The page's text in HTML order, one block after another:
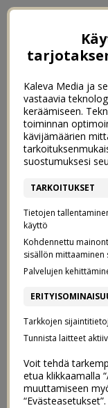
Kaleva Media ja
vastaavia
keräämiseen.
toiminnan
kävijämäärien
suostumuksesi
TARKOITUKSET
Tietojen
käyttö
Kohdennettu
sisällön mittaaminen
Palvelujen
Tarkkojen
Tunnista laitteet
Voit tehdä
etua klikkaamalla
muuttamiseen
“Evästeasetukset”.